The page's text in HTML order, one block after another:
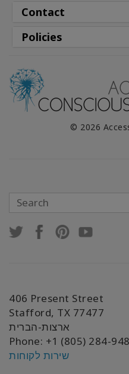
Contact
Policies
© 2026
406 Present Street
Stafford, TX 77477
ארצות-הברית
Phone: +1 (805) 284-
שירות לקוחות